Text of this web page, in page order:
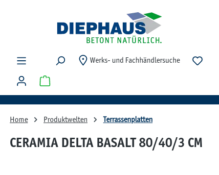
Werks- und Fachhändlersuche Du
Warenkorb enthält 0 Positionen. Der Gesamtwert
Home Produktwelten Terrassenplatten
CERAMIA DELTA BASALT 80/40/3 CM